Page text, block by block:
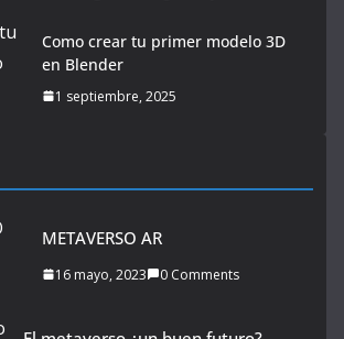
Como crear tu primer modelo 3D
en Blender
1 septiembre, 2025
METAVERSO AR
16 mayo, 2023 0 Comments